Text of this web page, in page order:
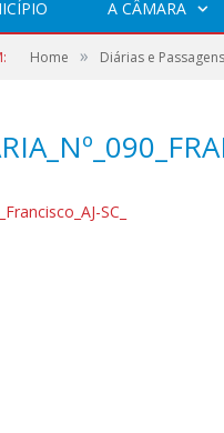
A CÂMARA
Home » Diárias e Passagens
SC_